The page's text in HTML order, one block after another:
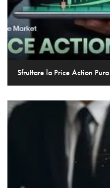
Sfruttare la Price Action